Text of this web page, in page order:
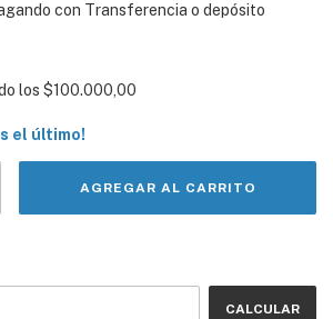
con Transferencia o depósito
los $100.000,00
el último!
CALCULAR